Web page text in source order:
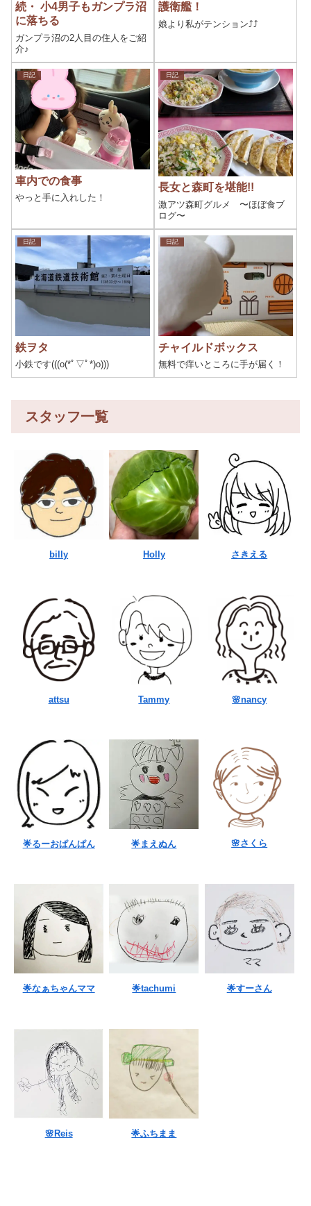
続・ 小4男子もガンプラ沼
に落ちる
ガンプラ沼の2人目の住人をご紹
介♪
護衛艦！
娘より私がテンション⤴⤴
日記
車内での食事
やっと手に入れした！
日記
長女と森町を堪能!!
激アツ森町グルメ 〜ほぼ食ブ
ログ〜
日記
鉄ヲタ
小鉄です(((o(*ﾟ▽ﾟ*)o)))
日記
チャイルドボックス
無料で痒いところに手が届く！
スタッフ一覧
billy Holly さきえる
attsu Tammy 🌸nancy
🌟るーおぱんぱん 🌟まえぬん 🌸さくら
🌟なぁちゃんママ 🌟tachumi 🌟すーさん
🌸Reis 🌟ふちまま